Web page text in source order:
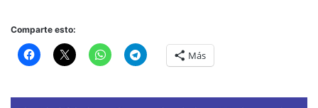
Comparte esto:
Más